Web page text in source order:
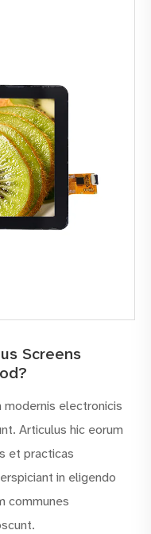
Screens
modernis electronicis
Articulus hic eorum
et practicas
in eligendo
communes